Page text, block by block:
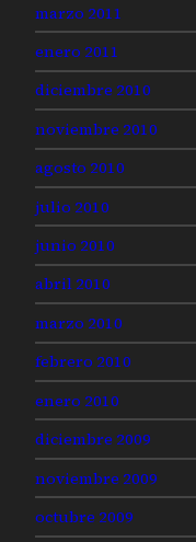
marzo 2011
enero 2011
diciembre 2010
noviembre 2010
agosto 2010
julio 2010
junio 2010
abril 2010
marzo 2010
febrero 2010
enero 2010
diciembre 2009
noviembre 2009
octubre 2009